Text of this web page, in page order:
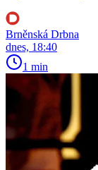
Brněnská Drbna
dnes, 18:40
1 min